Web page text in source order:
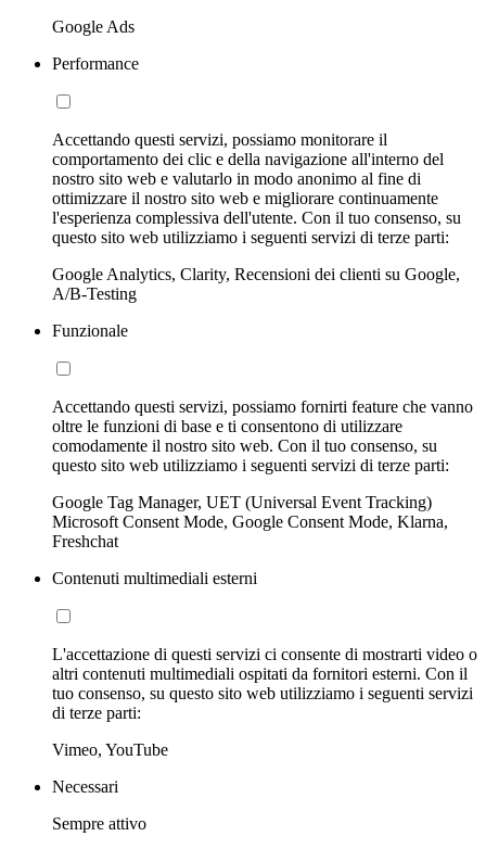
Google Ads
Performance
Accettando questi servizi, possiamo monitorare il
comportamento dei clic e della navigazione all'interno del
nostro sito web e valutarlo in modo anonimo al fine di
ottimizzare il nostro sito web e migliorare continuamente
l'esperienza complessiva dell'utente. Con il tuo consenso, su
questo sito web utilizziamo i seguenti servizi di terze parti:
Google Analytics, Clarity, Recensioni dei clienti su Google,
A/B-Testing
Funzionale
Accettando questi servizi, possiamo fornirti feature che vanno
oltre le funzioni di base e ti consentono di utilizzare
comodamente il nostro sito web. Con il tuo consenso, su
questo sito web utilizziamo i seguenti servizi di terze parti:
Google Tag Manager, UET (Universal Event Tracking)
Microsoft Consent Mode, Google Consent Mode, Klarna,
Freshchat
Contenuti multimediali esterni
L'accettazione di questi servizi ci consente di mostrarti video o
altri contenuti multimediali ospitati da fornitori esterni. Con il
tuo consenso, su questo sito web utilizziamo i seguenti servizi
di terze parti:
Vimeo, YouTube
Necessari
Sempre attivo